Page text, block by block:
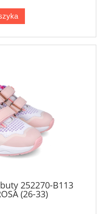
252270-B113
(26-33)